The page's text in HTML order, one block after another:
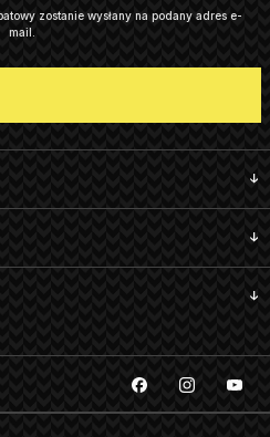
zostanie wysłany na podany adres e-
mail.